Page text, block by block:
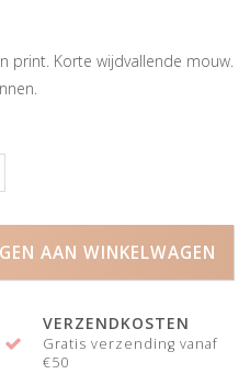
print. Korte wijdvallende mouw.
AAN WINKELWAGEN
VERZENDKOSTEN
Gratis verzending vanaf
€50